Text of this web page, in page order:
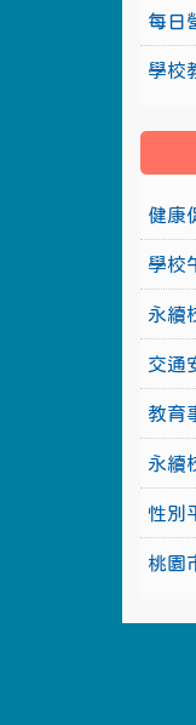
每日
學校
健康
學校
永續
交通
教育
永續
性別
桃園